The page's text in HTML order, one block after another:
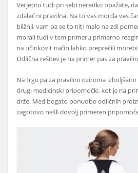
Verjetno tudi pri sebi neredko opažate,
zdaleč ni pravilna. Na to vas morda ves
bližnji, vam pa se to niti malo ne zdi
morali tudi v tem primeru primerno
na učinkovit način lahko preprečili
Odlična rešitev je na primer pas za
Na trgu pa za pravilno oziroma
drugi medicinski pripomočki, kot je na
drže. Med bogato ponudbo odličnih
zagotovo našli dovolj primeren